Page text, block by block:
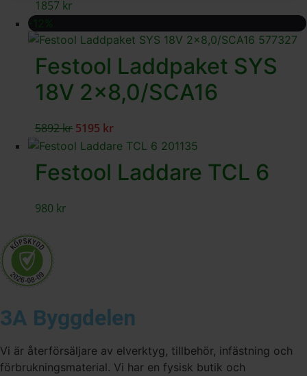
1857 kr
-12%
Festool Laddpaket SYS
18V 2×8,0/SCA16
5892kr 5195 kr
Festool Laddare TCL 6
980 kr
3A Byggdelen
Vi är återförsäljare av elverktyg, tillbehör, infästning och
förbrukningsmaterial. Vi har en fysisk butik och